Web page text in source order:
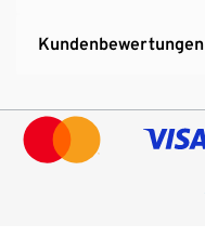
Kundenbewertungen